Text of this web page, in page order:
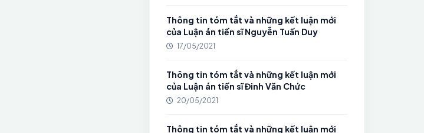
Thông tin tóm tắt và những kết luận mới
của Luận án tiến sĩ Nguyễn Tuấn Duy
17/05/2021
Thông tin tóm tắt và những kết luận mới
của Luận án tiến sĩ Đinh Văn Chức
20/05/2021
Thông tin tóm tắt và những kết luận mới